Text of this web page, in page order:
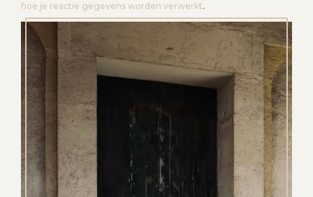
hoe je reactie gegevens worden verwerkt.